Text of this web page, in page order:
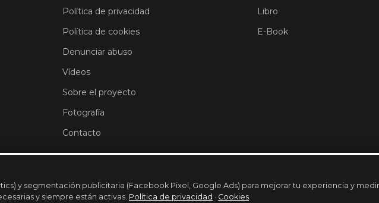
Política de privacidad
Política de cookies
Denunciar abuso
Vídeos
Sobre el proyecto
Fotografía
Contacto
Libro
E-Book
y segmentación publicitaria (Facebook Pixel, Google Ads) para mejorar tu experiencia y
y siempre están activas. Política de privacidad · Cookies.